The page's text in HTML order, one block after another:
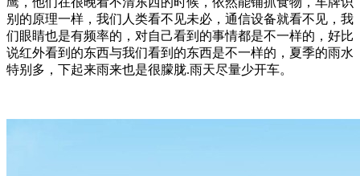
别的原理一样，我们人类看不见未必，通信设备就看不见，我
们眼睛也是有频率的，对自己看到的事情都是不一样的，好比
说红外看到的东西与我们看到的东西是不一样的，夏季的雨水
特别多，下起来雨来也是很朦胧.雨天尽量少开车。